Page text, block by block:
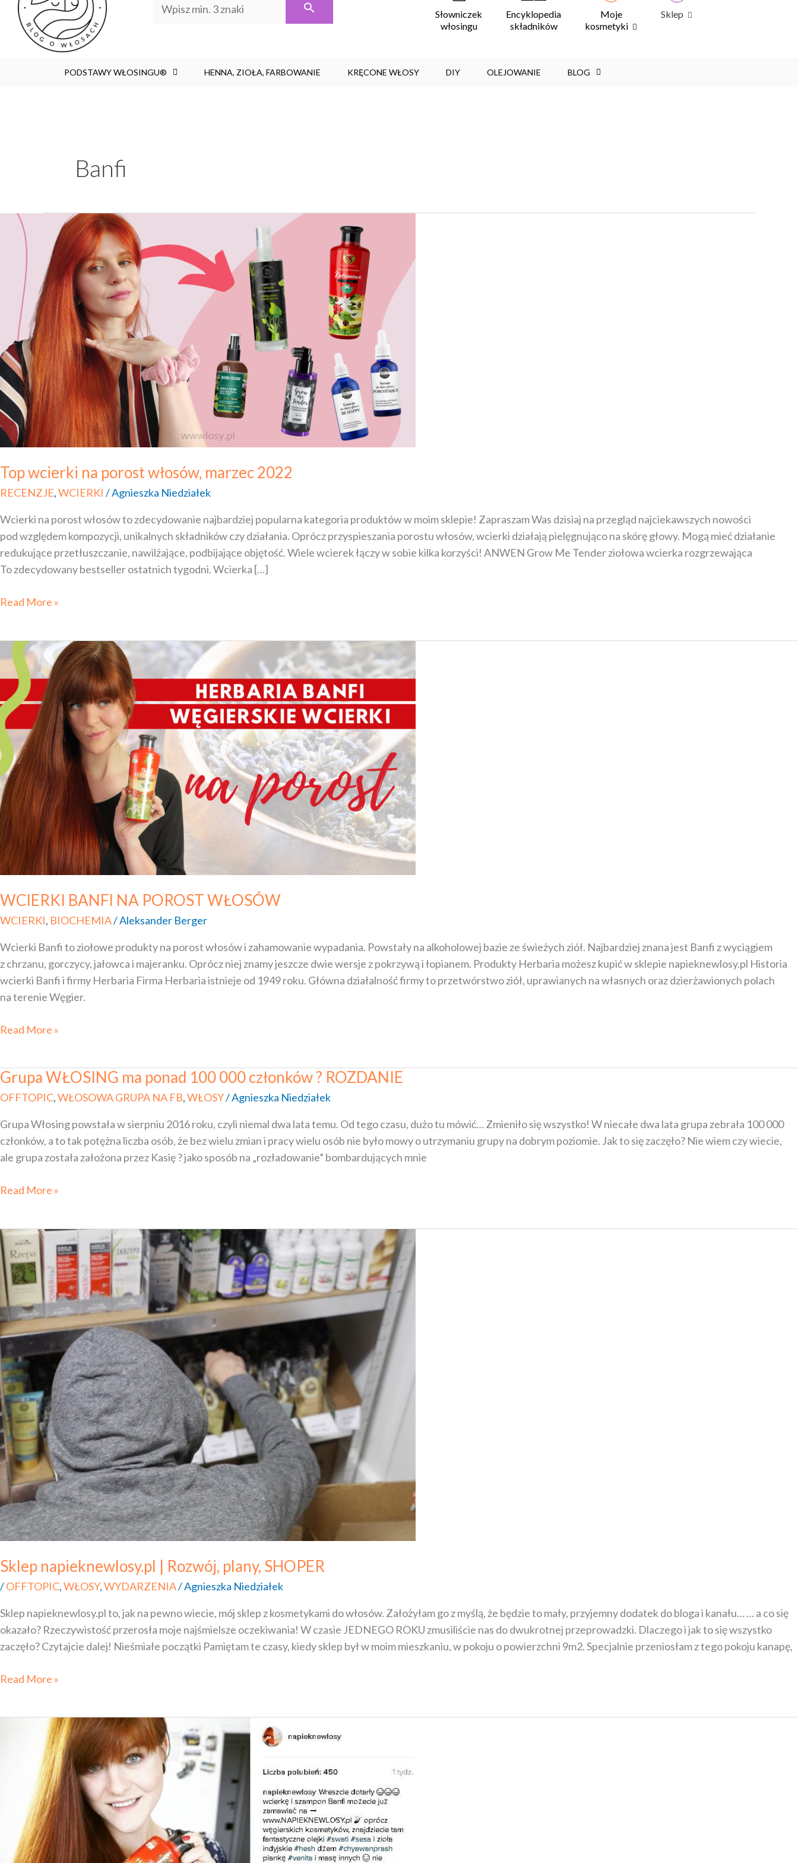
Słowniczek
włosingu
Encyklopedia
składników
Moje
kosmetyki
Sklep
PODSTAWY WŁOSINGU® HENNA, ZIOŁA, FARBOWANIE KRĘCONE WŁOSY DIY OLEJOWANIE BLOG
Banfi
Top wcierki na porost włosów, marzec 2022
RECENZJE,WCIERKI /Agnieszka Niedziałek
Wcierki na porost włosów to zdecydowanie najbardziej popularna kategoria produktów w moim sklepie! Zapraszam Was dzisiaj na przegląd najciekawszych nowości
pod względem kompozycji, unikalnych składników czy działania. Oprócz przyspieszania porostu włosów, wcierki działają pielęgnująco na skórę głowy. Mogą mieć działanie
redukujące przetłuszczanie, nawilżające, podbijające objętość. Wiele wcierek łączy w sobie kilka korzyści! ANWEN Grow Me Tender ziołowa wcierka rozgrzewająca
To zdecydowany bestseller ostatnich tygodni. Wcierka […]
wcierki
włosów,
marzec
2022
Read More »
WCIERKI BANFI NA POROST WŁOSÓW
WCIERKI, BIOCHEMIA/Aleksander Berger
Wcierki Banfi to ziołowe produkty na porost włosów i zahamowanie wypadania. Powstały na alkoholowej bazie ze świeżych ziół. Najbardziej znana jest Banfi z wyciągiem
z chrzanu, gorczycy, jałowca i majeranku. Oprócz niej znamy jeszcze dwie wersje z pokrzywą i łopianem. Produkty Herbaria możesz kupić w sklepie napieknewlosy.pl Historia
wcierki Banfi i firmy Herbaria Firma Herbaria istnieje od 1949 roku. Główna działalność firmy to przetwórstwo ziół, uprawianych na własnych oraz dzierżawionych polach
na terenie Węgier.
WCIERKI
BANFI
NA POROST
WŁOSÓW
Read More »
Grupa WŁOSING ma ponad 100 000 członków ? ROZDANIE
OFFTOPIC,WŁOSOWA GRUPA NA FB,WŁOSY/Agnieszka Niedziałek
Grupa Włosing powstała w sierpniu 2016 roku, czyli niemal dwa lata temu. Od tego czasu, dużo tu mówić… Zmieniło się wszystko! W niecałe dwa lata grupa zebrała 100 000
członków, a to tak potężna liczba osób, że bez wielu zmian i pracy wielu osób nie było mowy o utrzymaniu grupy na dobrym poziomie. Jak to się zaczęło? Nie wiem czy wiecie,
ale grupa została założona przez Kasię ? jako sposób na „rozładowanie” bombardujących mnie
Grupa
WŁOSING
100
000
członków
ROZDANIE
Read More »
Sklep napieknewlosy.pl | Rozwój, plany, SHOPER
/OFFTOPIC,WŁOSY,WYDARZENIA/Agnieszka Niedziałek
Sklep napieknewlosy.pl to, jak na pewno wiecie, mój sklep z kosmetykami do włosów. Założyłam go z myślą, że będzie to mały, przyjemny dodatek do bloga i kanału… … a co się
okazało? Rzeczywistość przerosła moje najśmielsze oczekiwania! W czasie JEDNEGO ROKU zmusiliście nas do dwukrotnej przeprowadzki. Dlaczego i jak to się wszystko
zaczęło? Czytajcie dalej! Nieśmiałe początki Pamiętam te czasy, kiedy sklep był w moim mieszkaniu, w pokoju o powierzchni 9m2. Specjalnie przeniosłam z tego pokoju kanapę,
Sklep
napieknewlosy.pl
|
Rozwój,
plany,
SHOPER
Read More »
stosować,
kupić
wcierkę
BANFI?